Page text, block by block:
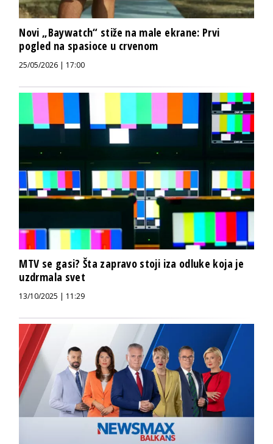
Novi „Baywatch“ stiže na male ekrane: Prvi
pogled na spasioce u crvenom
25/05/2026 | 17:00
MTV se gasi? Šta zapravo stoji iza odluke koja je
uzdrmala svet
13/10/2025 | 11:29